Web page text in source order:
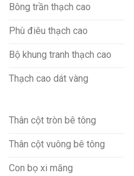
Bông trần thạch cao
Phù điêu thạch cao
Bộ khung tranh thạch cao
Thạch cao dát vàng
Thân cột tròn bê tông
Thân cột vuông bê tông
Con bọ xi măng